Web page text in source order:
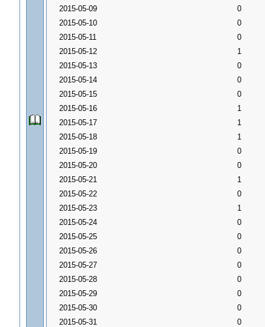
2015-05-09
0
2015-05-10
0
2015-05-11
0
2015-05-12
1
2015-05-13
0
2015-05-14
0
2015-05-15
0
2015-05-16
1
2015-05-17
1
2015-05-18
1
2015-05-19
0
2015-05-20
0
2015-05-21
1
2015-05-22
0
2015-05-23
1
2015-05-24
0
2015-05-25
0
2015-05-26
0
2015-05-27
0
2015-05-28
0
2015-05-29
0
2015-05-30
0
2015-05-31
0